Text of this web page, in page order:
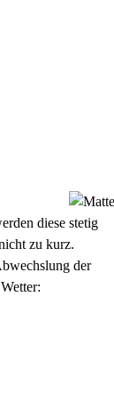
diese stetig
zu kurz.
der